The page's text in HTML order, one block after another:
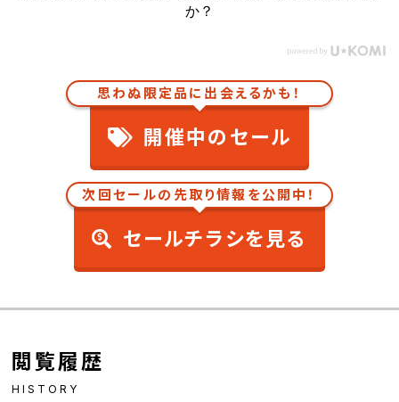
か？
思わぬ限定品に出会えるかも！
開催中のセール
次回セールの先取り情報を公開中！
セールチラシを見る
閲覧履歴
HISTORY